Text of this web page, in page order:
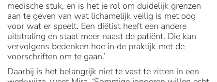
medische stuk, en is het je rol om duidelijk grenzen
aan te geven van wat lichamelijk veilig is met oog
voor wat er speelt. Een diëtist heeft een andere
uitstraling en staat meer naast de patiënt. Die kan
vervolgens bedenken hoe in de praktijk met de
voorschriften om te gaan.’
Daarbij is het belangrijk niet te vast te zitten in een